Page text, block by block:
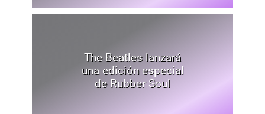
The Beatles lanzará
una edición especial
de Rubber Soul